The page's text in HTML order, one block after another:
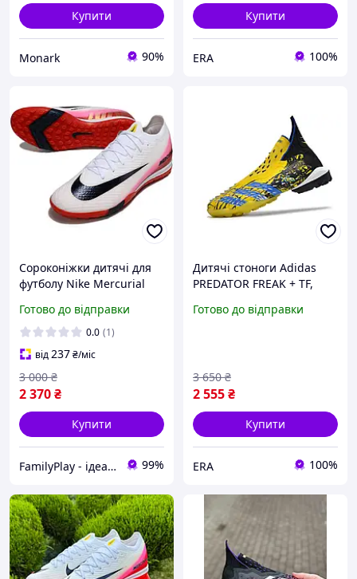
Купити
Monark 90%
Купити
ERA 100%
Сороконіжки дитячі для
футболу Nike Mercurial
36-44, футзалки
Готово до відправки
0.0 (1)
від237₴/міс
2 370₴
3 000 ₴
Купити
FamilyPlay - ідеальне поєднання спортивних та дитячих товарів 99%
Дитячі стоноги Adidas
PREDATOR FREAK + TF,
футболу
Готово до відправки
2 555₴
3 650 ₴
Купити
ERA 100%